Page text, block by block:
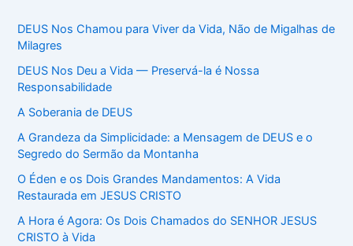
DEUS Nos Chamou para Viver da Vida, Não de Migalhas de
Milagres
DEUS Nos Deu a Vida — Preservá-la é Nossa
Responsabilidade
A Soberania de DEUS
A Grandeza da Simplicidade: a Mensagem de DEUS e o
Segredo do Sermão da Montanha
O Éden e os Dois Grandes Mandamentos: A Vida
Restaurada em JESUS CRISTO
A Hora é Agora: Os Dois Chamados do SENHOR JESUS
CRISTO à Vida